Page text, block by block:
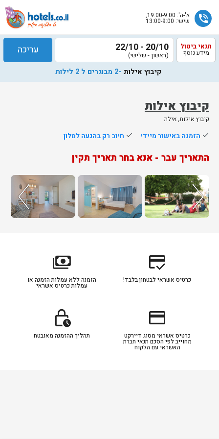
phone_in_talk א'-ה': 19:00-9:00,
שישי: 13:00-9:00
קיבוץ אילות
קיבוץ אילות, אילת
תנאי ביטול
מידע נוסף 20/10 - 22/10
(ראשון - שלישי) עריכה
קיבוץ אילות -2 מבוגרים ל 2 לילות
done הזמנה באישור מיידי done חיוב רק בהגעה למלון
התאריך עבר - אנא בחר תאריך תקין
שלח
הוטלס
אליך
בשעות
הפעילות
credit_score
כרטיס אשראי לבטחון בלבד!
payments
הזמנה ללא עמלות הזמנה או
עמלות כרטיס אשראי
credit_card
כרטיס אשראי מסוג דיירקט
מחוייב לפי הסכם תנאי חברת
האשראי עם הלקוח
lock_clock
תהליך ההזמנה מאובטח